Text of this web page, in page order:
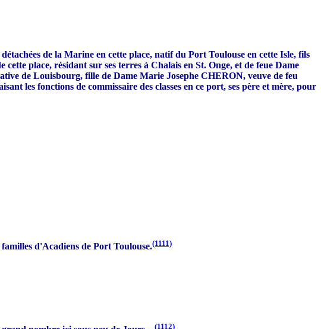
de la Marine en cette place, natif du Port Toulouse en cette Isle, fils
place, résidant sur ses terres à Chalais en St. Onge, et de feue Dame
de Louisbourg, fille de Dame Marie Josephe CHERON, veuve de feu
les fonctions de commissaire des classes en ce port, ses père et mère, pour
d'Acadiens de Port Toulouse.(1111)
(1112)